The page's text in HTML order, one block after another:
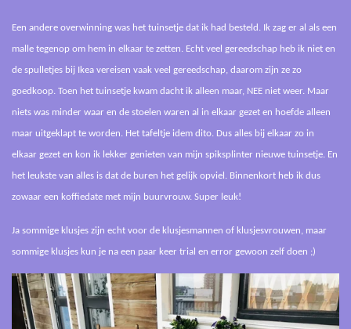
Een andere overwinning was het tuinsetje dat ik had besteld. Ik zag er al als een
malle tegenop om hem in elkaar te zetten. Echt veel gereedschap heb ik niet en
de spulletjes bij Ikea vereisen vaak veel gereedschap, daarom zijn ze zo
goedkoop. Toen het tuinsetje kwam dacht ik alleen maar, NEE niet weer. Maar
niets was minder waar en de stoelen waren al in elkaar gezet en hoefde alleen
maar uitgeklapt te worden. Het tafeltje idem dito. Dus alles bij elkaar zo in
elkaar gezet en kon ik lekker genieten van mijn spiksplinter nieuwe tuinsetje. En
het leukste van alles is dat de buren het gelijk opviel. Binnenkort heb ik dus
zowaar een koffiedate met mijn buurvrouw. Super leuk!
Ja sommige klusjes zijn echt voor de klusjesmannen of klusjesvrouwen, maar
sommige klusjes kun je na een paar keer trial en error gewoon zelf doen ;)